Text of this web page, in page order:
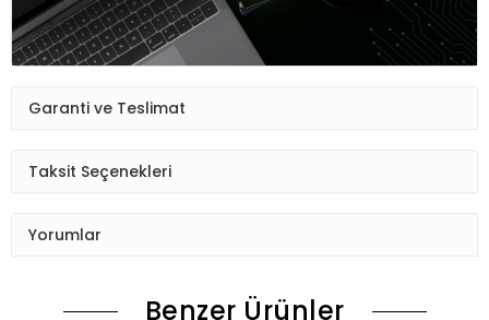
Garanti ve Teslimat
Taksit Seçenekleri
Yorumlar
Benzer Ürünler